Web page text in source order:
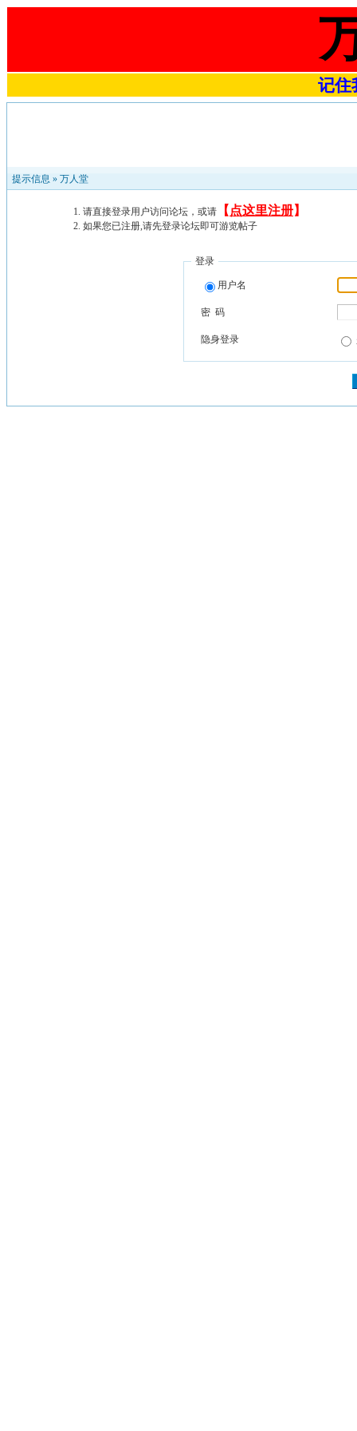
记住
提示信息 » 万人堂
请直接登录用户访问论坛，或请 【 点这里注册】
如果您已注册,请先登录论坛即可游览帖子
登录
用户名
密 码
隐身登录